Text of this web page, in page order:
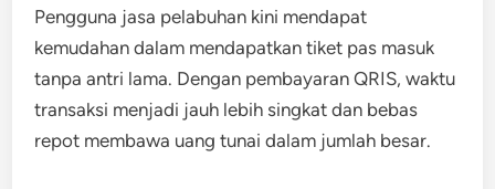
Pengguna jasa pelabuhan kini mendapat
kemudahan dalam mendapatkan tiket pas masuk
tanpa antri lama. Dengan pembayaran QRIS, waktu
transaksi menjadi jauh lebih singkat dan bebas
repot membawa uang tunai dalam jumlah besar.